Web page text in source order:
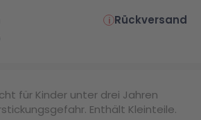
Rückversand
für Kinder unter drei Jahren
Enthält Kleinteile.